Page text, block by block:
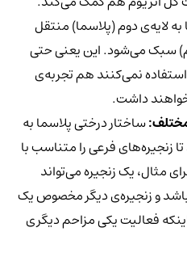
لایه‌ی دوم (پلاسما) منتقل
سبک می‌شود. این یعنی حتی
نمی‌کنند هم تجربه‌ی
داشت.
ساختار درختی پلاسما به
فرعی را متناسب با
مثال، یک زنجیره می‌تواند
و زنجیره‌ی دیگر مخصوص یک
فعالیت یکی مزاحم دیگری